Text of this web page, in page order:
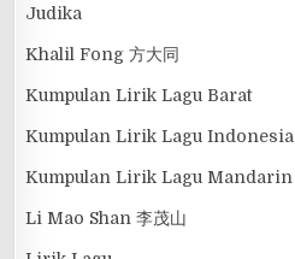
Judika
Khalil Fong 方大同
Kumpulan Lirik Lagu Barat
Kumpulan Lirik Lagu Indonesia
Kumpulan Lirik Lagu Mandarin
Li Mao Shan 李茂山